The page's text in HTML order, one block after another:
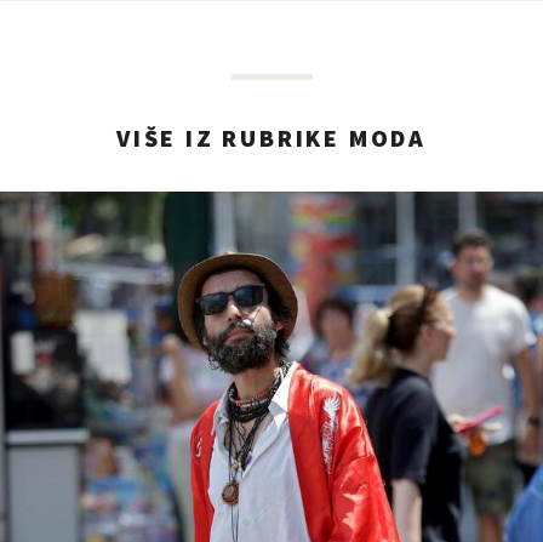
VIŠE IZ RUBRIKE MODA